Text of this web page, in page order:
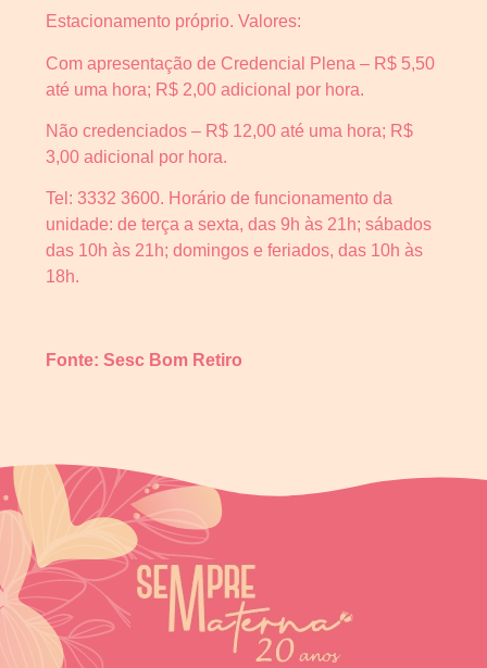
Estacionamento próprio. Valores:
Com apresentação de Credencial Plena – R$ 5,50
até uma hora; R$ 2,00 adicional por hora.
Não credenciados – R$ 12,00 até uma hora; R$
3,00 adicional por hora.
Tel: 3332 3600. Horário de funcionamento da
unidade: de terça a sexta, das 9h às 21h; sábados
das 10h às 21h; domingos e feriados, das 10h às
18h.
Fonte: Sesc Bom Retiro